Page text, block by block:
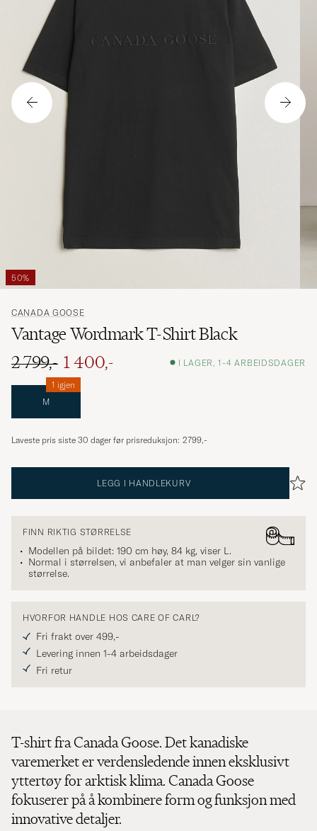
50%
CANADA GOOSE
Vantage Wordmark T-Shirt Black
2 799,- 1 400,- I LAGER, 1-4 ARBEIDSDAGER
M
1 igjen
Laveste pris siste 30 dager før prisreduksjon: 2799,-
LEGG I HANDLEKURV
FINN RIKTIG STØRRELSE
Modellen på bildet: 190 cm høy, 84 kg, viser L.
Normal i størrelsen, vi anbefaler at man velger sin vanlige
størrelse.
HVORFOR HANDLE HOS CARE OF CARL?
Fri frakt over 499,-
Levering innen 1-4 arbeidsdager
Fri retur
T-shirt fra Canada Goose. Det kanadiske
varemerket er verdensledende innen eksklusivt
yttertøy for arktisk klima. Canada Goose
fokuserer på å kombinere form og funksjon med
innovative detaljer.